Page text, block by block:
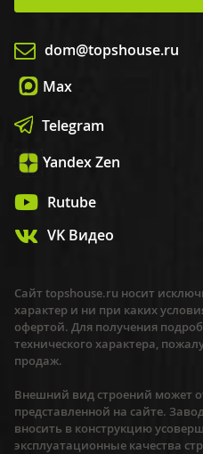
dom@topshouse.ru
Max
Telegram
Yandex Zen
Rutube
VK Видео
Сайт topshouse.ru носит
характер и ни при каких
офертой. Для получения
технического характера,
продаж.
Внешний вид строений может
представленной на сайте.
вносить в конструкцию
эксплуатационные качества